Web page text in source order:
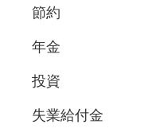
節約
年金
投資
失業給付金